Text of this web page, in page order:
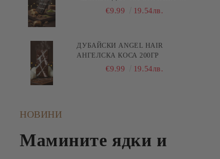
€9.99 19.54лв.
ДУБАЙСКИ ANGEL HAIR
АНГЕЛСКА КОСА 200ГР
€9.99 19.54лв.
НОВИНИ
Мамините ядки и